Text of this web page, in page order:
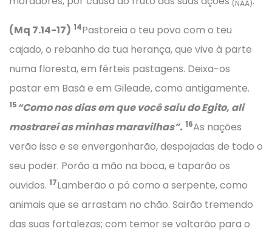
(NAA)
(Mq 7.14-17) 14Pastoreia o teu povo com o teu
cajado, o rebanho da tua herança, que vive à parte
numa floresta, em férteis pastagens. Deixa-os
pastar em Basã e em Gileade, como antigamente.
15“Como nos dias em que você saiu do Egito, ali
mostrarei as minhas maravilhas”. 16As nações
verão isso e se envergonharão, despojadas de todo o
seu poder. Porão a mão na boca, e taparão os
ouvidos. 17Lamberão o pó como a serpente, como
animais que se arrastam no chão. Sairão tremendo
das suas fortalezas; com temor se voltarão para o